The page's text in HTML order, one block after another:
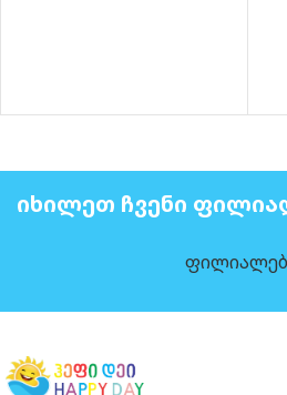
ᲘᲮᲘᲚᲔᲗ ᲩᲕᲔᲜᲘ